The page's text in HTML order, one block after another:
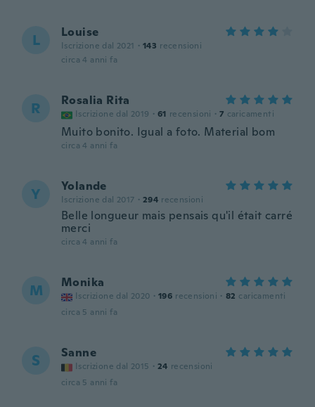
L Louise
Iscrizione dal 2021 · 143 recensioni
circa 4 anni fa
R Rosalia Rita
Iscrizione dal 2019 · 61 recensioni · 7 caricamenti
Muito bonito. Igual a foto. Material bom
circa 4 anni fa
Y Yolande
Iscrizione dal 2017 · 294 recensioni
Belle longueur mais pensais qu'il était carré
merci
circa 4 anni fa
M Monika
Iscrizione dal 2020 · 196 recensioni · 82 caricamenti
circa 5 anni fa
S Sanne
Iscrizione dal 2015 · 24 recensioni
circa 5 anni fa